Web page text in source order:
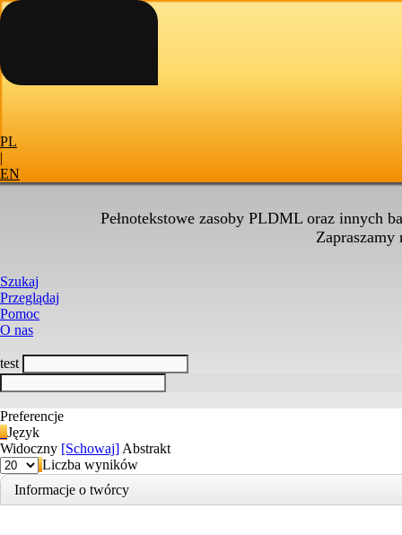
PL
|
EN
Pełnotekstowe zasoby PLDML oraz innych
Zapraszamy
Szukaj
Przeglądaj
Pomoc
O nas
test
Preferencje
Język
Widoczny [Schowaj] Abstrakt
Liczba wyników
Informacje o twórcy